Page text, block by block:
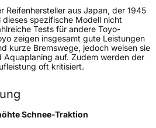
Reifenhersteller aus Japan, der 1945
spezifische Modell nicht
Tests für andere Toyo-
zeigen insgesamt gute Leistungen
kurze Bremswege, jedoch weisen sie
Aquaplaning auf. Zudem werden der
oft kritisiert.
Schnee-Traktion